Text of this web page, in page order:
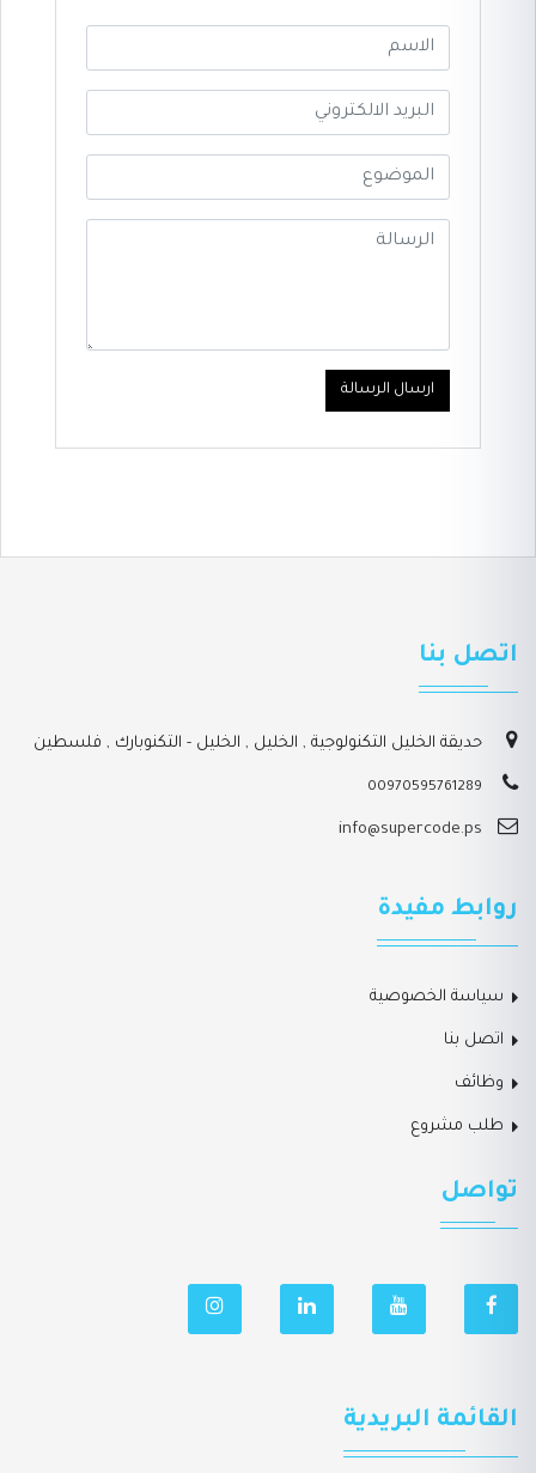
ارسال الرسالة
اتصل بنا
حديقة الخليل التكنولوجية , الخليل , الخليل - التكنوبارك , فلسطين
00970595761289
info@supercode.ps
روابط مفيدة
سياسة الخصوصية
اتصل بنا
وظائف
طلب مشروع
تواصل
القائمة البريدية